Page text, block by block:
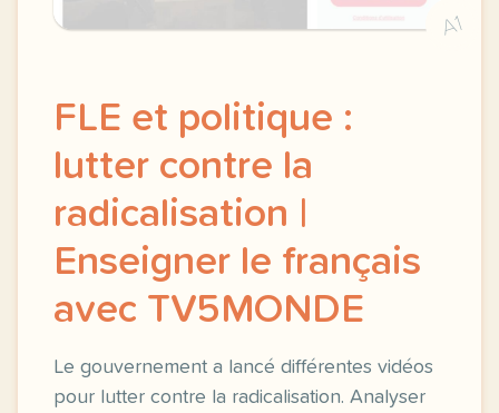
A1
FLE et politique :
lutter contre la
radicalisation |
Enseigner le français
avec TV5MONDE
Le gouvernement a lancé différentes vidéos
pour lutter contre la radicalisation. Analyser